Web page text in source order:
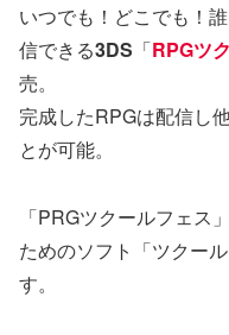
いつでも！どこでも！
信できる3DS 「RPGツ
売。
完成したRPGは配信し
とが可能。
「PRGツクールフェス
ためのソフト「ツクー
す。